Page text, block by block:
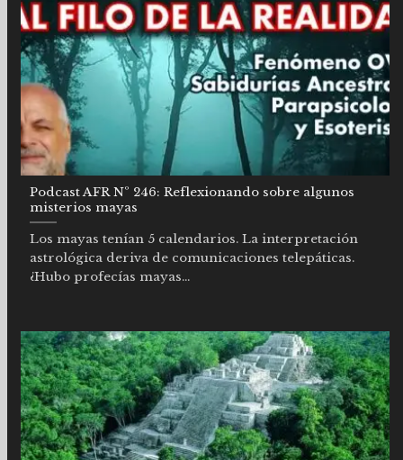
Podcast AFR Nº 246: Reflexionando sobre algunos
misterios mayas
Los mayas tenían 5 calendarios. La interpretación
astrológica deriva de comunicaciones telepáticas.
¿Hubo profecías mayas...